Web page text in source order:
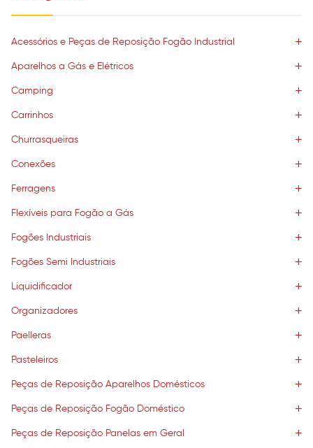
Acessórios e Peças de Reposição Fogão Industrial
Aparelhos a Gás e Elétricos
Camping
Carrinhos
Churrasqueiras
Conexões
Ferragens
Flexíveis para Fogão a Gás
Fogões Industriais
Fogões Semi Industriais
Liquidificador
Organizadores
Paelleras
Pasteleiros
Peças de Reposição Aparelhos Domésticos
Peças de Reposição Fogão Doméstico
Peças de Reposição Panelas em Geral